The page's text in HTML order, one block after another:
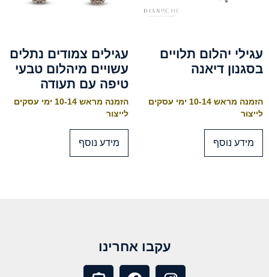
עגילי יהלום תלויים
בסגנון דיאנה
הזמנה מראש 10-14 ימי עסקים
לייצור
מידע נוסף
עגילים צמודים נתלים
עשויים מיהלום טבעי
טיפה עם תעודה
הזמנה מראש 10-14 ימי עסקים
לייצור
מידע נוסף
עקבו אחרינו